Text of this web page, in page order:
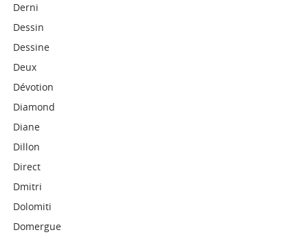
Derni
Dessin
Dessine
Deux
Dévotion
Diamond
Diane
Dillon
Direct
Dmitri
Dolomiti
Domergue